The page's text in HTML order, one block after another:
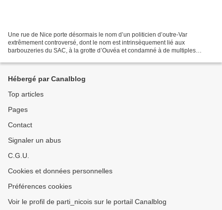
Une rue de Nice porte désormais le nom d’un politicien d’outre-Var
extrêmement controversé, dont le nom est intrinsèquement lié aux
barbouzeries du SAC, à la grotte d’Ouvéa et condamné à de multiples
Hébergé par Canalblog
Top articles
Pages
Contact
Signaler un abus
C.G.U.
Cookies et données personnelles
Préférences cookies
Voir le profil de parti_nicois sur le portail Canalblog